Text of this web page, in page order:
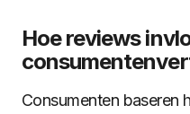
Hoe reviews
Consumenten baseren